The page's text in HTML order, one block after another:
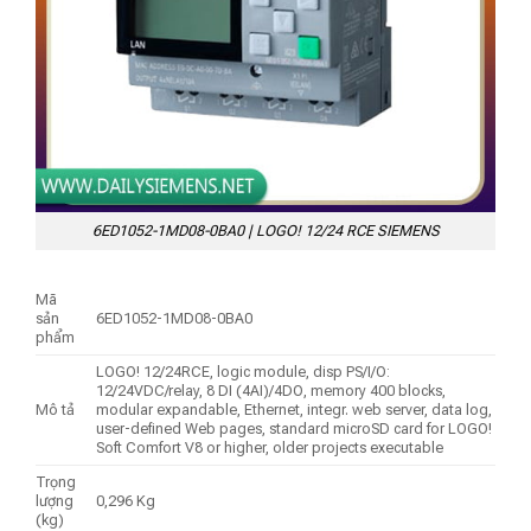
6ED1052-1MD08-0BA0 | LOGO! 12/24 RCE SIEMENS
Mã
sản
phẩm
6ED1052-1MD08-0BA0
Mô tả
LOGO! 12/24RCE, logic module, disp PS/I/O:
12/24VDC/relay, 8 DI (4AI)/4DO, memory 400 blocks,
modular expandable, Ethernet, integr. web server, data log,
user-defined Web pages, standard microSD card for LOGO!
Soft Comfort V8 or higher, older projects executable
Trọng
lượng
(kg)
0,296 Kg